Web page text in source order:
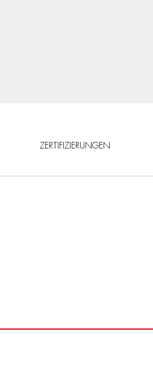
ZERTIFIZIERUNGEN